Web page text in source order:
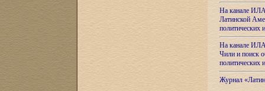
На канале
Латинской
На канале
Чили и поиск
Журнал